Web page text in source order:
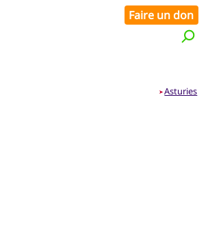
Faire un don
➤Asturies